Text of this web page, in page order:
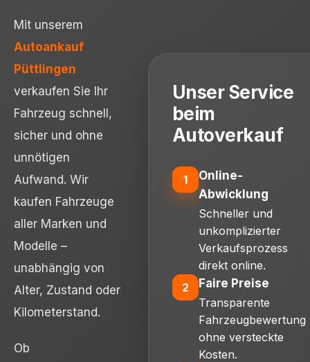
Mit unserem
Autoankauf
Püttlingen
verkaufen Sie Ihr
Fahrzeug schnell,
sicher und ohne
unnötigen
Aufwand. Wir
kaufen Fahrzeuge
aller Marken und
Modelle –
unabhängig von
Alter, Zustand oder
Kilometerstand.
Ob
Unser Service
beim
Autoverkauf
1
Online-
Abwicklung
Schneller und
unkomplizierter
Verkaufsprozess
direkt online.
2
Faire Preise
Transparente
Fahrzeugbewertung
ohne versteckte
Kosten.